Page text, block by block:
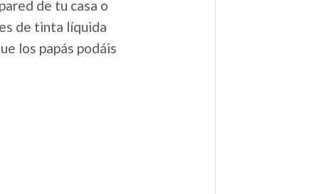
de tu casa o
de tinta líquida
los papás podáis